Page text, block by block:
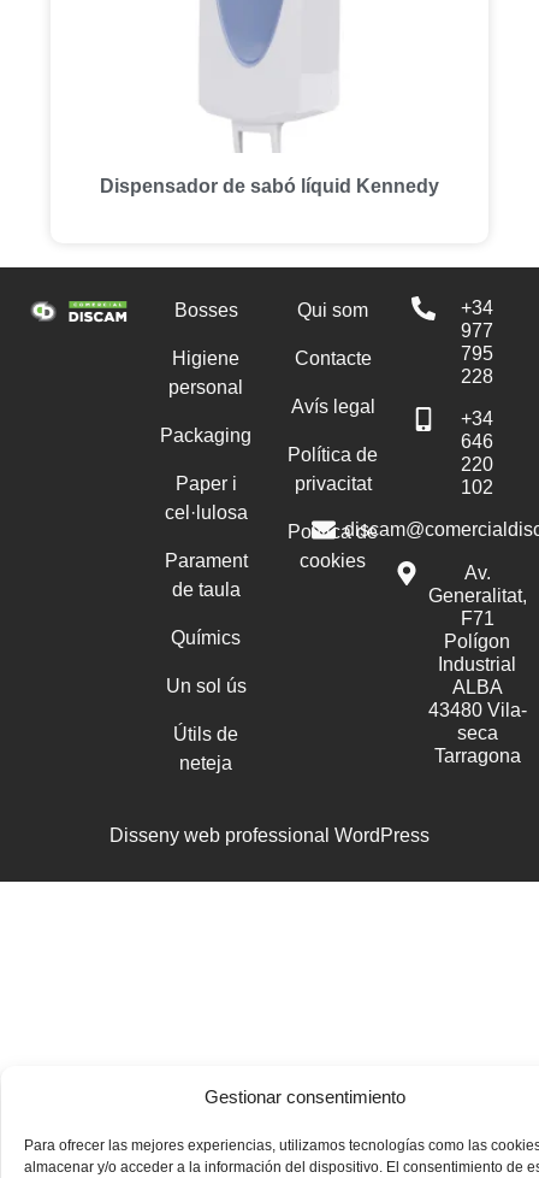
Gestionar consentimiento
Para ofrecer las mejores experiencias, utilizamos tecnologías como las
almacenar y/o acceder a la información del dispositivo. El consentimiento de
Dispensador de sabó líquid Kennedy
Bosses
Higiene
personal
Packaging
Paper i
cel·lulosa
Parament
de taula
Químics
Un sol ús
Útils de
neteja
Qui som
Contacte
Avís legal
Política de
privacitat
Política de
cookies
+34
977
795
228
+34
646
220
102
Av.
Generalitat,
F71
Polígon
Industrial
ALBA
43480 Vila-
seca
Tarragona
Disseny web professional WordPress